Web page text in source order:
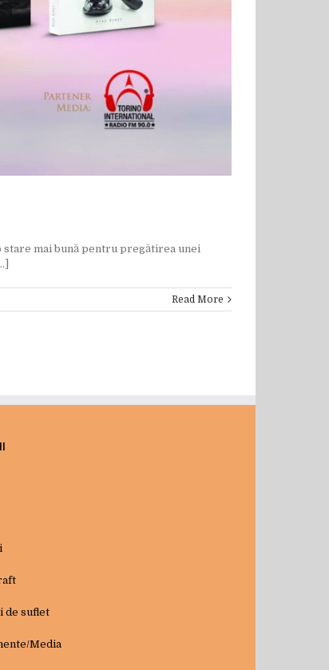
mai bună pentru pregătirea unei
Read More
de suflet
Media